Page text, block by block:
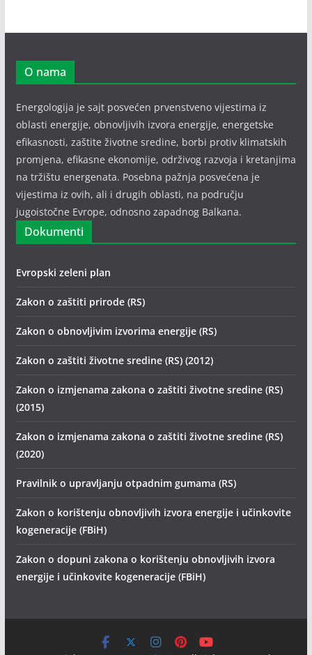
O nama
Energologija je sajt posvećen prvenstveno vijestima iz
oblasti energije, obnovljivih izvora energije, energetske
efikasnosti, zaštite životne sredine, borbi protiv klimatskih
promjena, efikasne ekonomije, održivog razvoja i kretanjima
na tržištu energenata. Posebna pažnja posvećena je
vijestima iz ovih, ali i drugih oblasti, na području
jugoistočne Evrope, odnosno zapadnog Balkana.
Dokumenti
Evropski zeleni plan
Zakon o zaštiti prirode (RS)
Zakon o obnovljivim izvorima energije (RS)
Zakon o zaštiti životne sredine (RS) (2012)
Zakon o izmjenama zakona o zaštiti životne sredine (RS)
(2015)
Zakon o izmjenama zakona o zaštiti životne sredine (RS)
(2020)
Pravilnik o upravljanju otpadnim gumama (RS)
Zakon o korištenju obnovljivih izvora energije i učinkovite
kogeneracije (FBiH)
Zakon o dopuni zakona o korištenju obnovljivih izvora
energije i učinkovite kogeneracije (FBiH)